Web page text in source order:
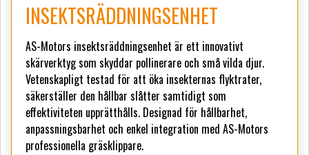
INSEKTSRÄDDNINGSENHET
AS-Motors insektsräddningsenhet är ett innovativt
skärverktyg som skyddar pollinerare och små vilda djur.
Vetenskapligt testad för att öka insekternas flyktrater,
säkerställer den hållbar slåtter samtidigt som
effektiviteten upprätthålls. Designad för hållbarhet,
anpassningsbarhet och enkel integration med AS-Motors
professionella gräsklippare.